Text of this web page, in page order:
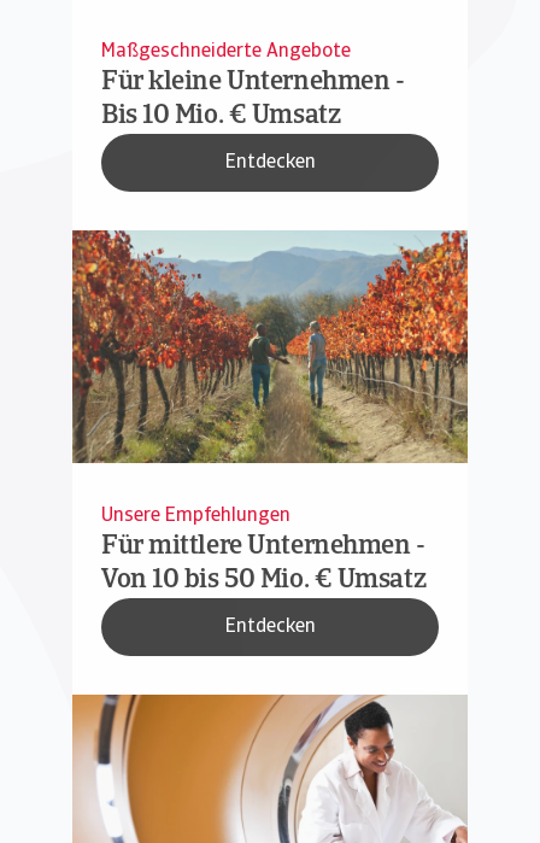
Maßgeschneiderte Angebote
Für kleine Unternehmen -
Bis 10 Mio. € Umsatz
Entdecken
Unsere Empfehlungen
Für mittlere Unternehmen -
Von 10 bis 50 Mio. € Umsatz
Entdecken